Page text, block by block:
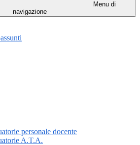
Menu di
navigazione
personale docente
A.T.A.